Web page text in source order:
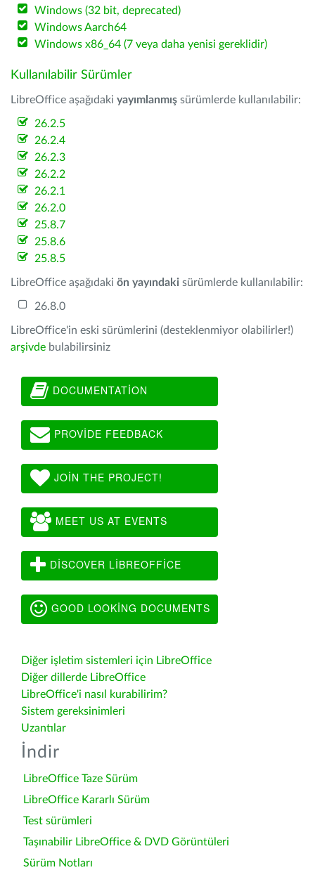
Windows (32 bit, deprecated)
Windows Aarch64
Windows x86_64 (7 veya daha yenisi gereklidir)
Kullanılabilir Sürümler
LibreOffice aşağıdaki yayımlanmış sürümlerde kullanılabilir:
26.2.5
26.2.4
26.2.3
26.2.2
26.2.1
26.2.0
25.8.7
25.8.6
25.8.5
LibreOffice aşağıdaki ön yayındaki sürümlerde kullanılabilir:
26.8.0
LibreOffice'in eski sürümlerini (desteklenmiyor olabilirler!)
arşivde bulabilirsiniz
DOCUMENTATION
PROVIDE FEEDBACK
JOIN THE PROJECT!
MEET US AT EVENTS
DISCOVER LIBREOFFICE
GOOD LOOKING DOCUMENTS
Diğer işletim sistemleri için LibreOffice
Diğer dillerde LibreOffice
LibreOffice'i nasıl kurabilirim?
Sistem gereksinimleri
Uzantılar
İndir
LibreOffice Taze Sürüm
LibreOffice Kararlı Sürüm
Test sürümleri
Taşınabilir LibreOffice & DVD Görüntüleri
Sürüm Notları